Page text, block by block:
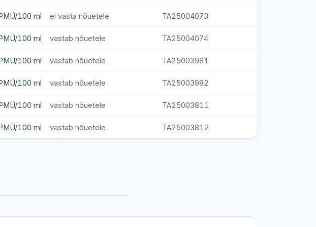
100 ml ei vasta nõuetele TA25004073
100 ml vastab nõuetele TA25004074
100 ml vastab nõuetele TA25003981
100 ml vastab nõuetele TA25003982
100 ml vastab nõuetele TA25003811
100 ml vastab nõuetele TA25003812